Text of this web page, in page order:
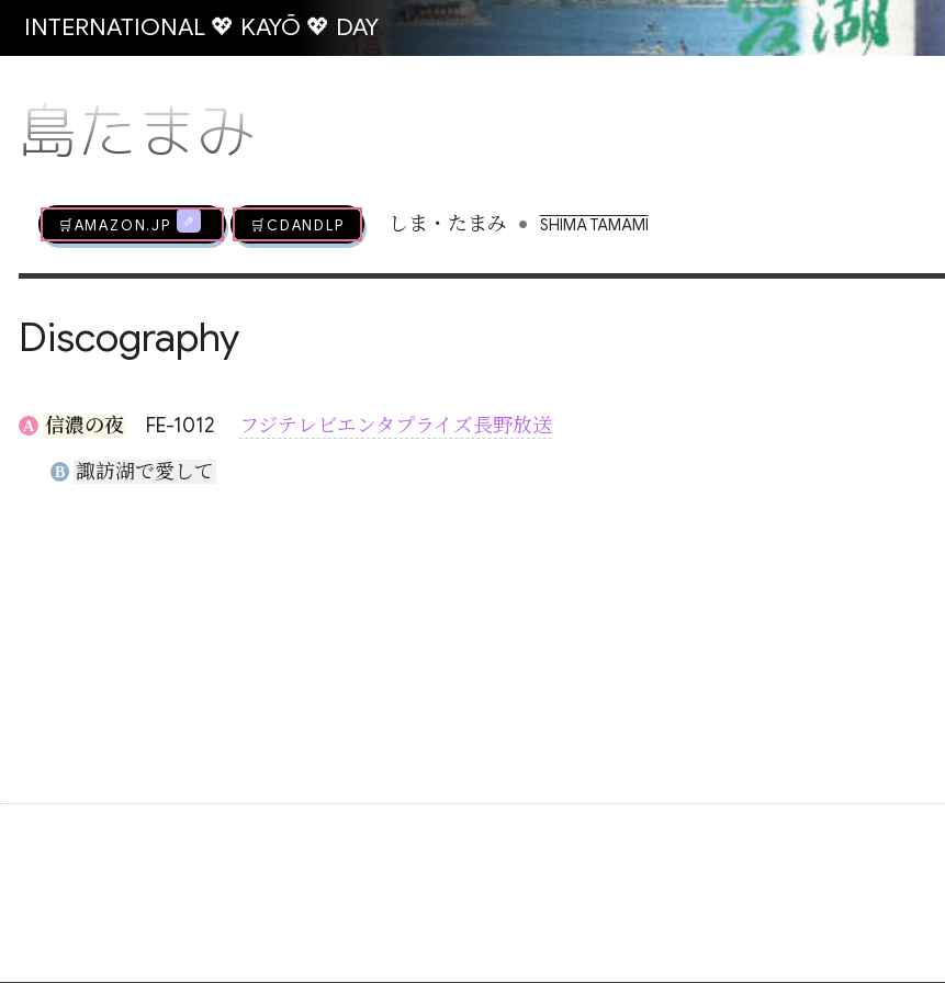
INTERNATIONAL 💖 KAYŌ 💖 DAY
島たまみ
🛒AMAZON.jp 🛒CDandLP しま・たまみ • SHIMA TAMAMI
Discography
A 信濃の夜 FE-1012 フジテレビエンタプライズ長野放送
B 諏訪湖で愛して